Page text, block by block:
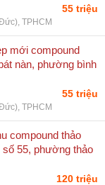
55 triệu
TPHCM
mới compound
nàn, phường bình
tphcm
55 triệu
TPHCM
compound thảo
55, phường thảo
120 triệu